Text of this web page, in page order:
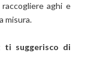
aghi e
misura.
suggerisco di